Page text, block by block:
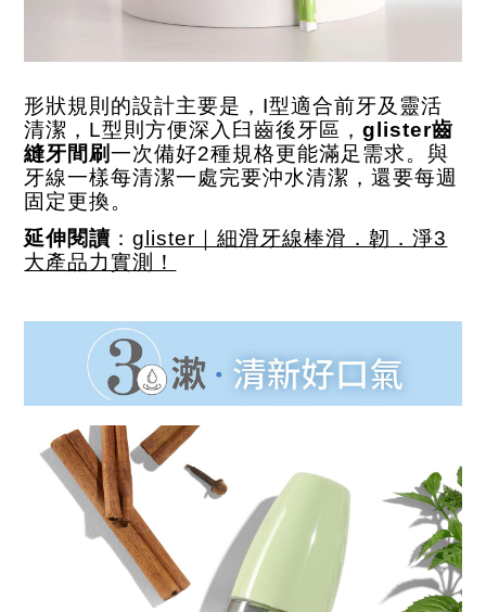
形狀規則的設計主要是， I型適合前牙及靈活
清潔， L型則方便深入臼齒後牙區，glister齒
縫牙間刷一次備好2種規格更能滿足需求。與
牙線一樣每清潔一處完要沖水清潔，還要每週
固定更換。
延伸閱讀 ：glister｜細滑牙線棒滑．韌．淨3
大產品力實測！